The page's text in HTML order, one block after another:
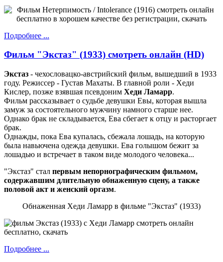
Подробнее ...
Фильм "Экстаз" (1933) смотреть онлайн (HD)
Экстаз - чехословацко-австрийский фильм, вышедший в 1933
году. Режиссер - Густав Махаты. В главной роли - Хеди
Кислер, позже взявшая псевдоним Хеди Ламарр.
Фильм рассказывает о судьбе девушки Евы, которая вышла
замуж за состоятельного мужчину намного старше нее.
Однако брак не складывается, Ева сбегает к отцу и расторгает
брак.
Однажды, пока Ева купалась, сбежала лошадь, на которую
была навьючена одежда девушки. Ева голышом бежит за
лошадью и встречает в таком виде молодого человека...
"Экстаз" стал первым непорнографическим фильмом,
содержавшим длительную обнаженную сцену, а также
половой акт и женский оргазм.
Обнаженная Хеди Ламарр в фильме "Экстаз" (1933)
Подробнее ...